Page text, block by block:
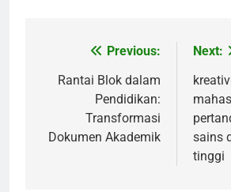
navigation
Previous:
Rantai Blok dalam
Pendidikan:
Transformasi
Dokumen Akademik
Next:
sains
tinggi